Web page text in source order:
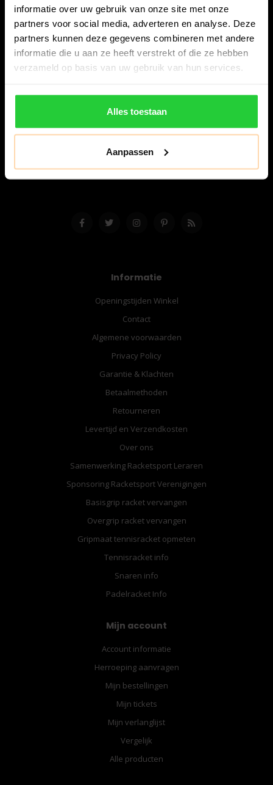
informatie over uw gebruik van onze site met onze
partners voor social media, adverteren en analyse. Deze
partners kunnen deze gegevens combineren met andere
informatie die u aan ze heeft verstrekt of die ze hebben
verzameld op basis van uw gebruik van hun services.
Alles toestaan
Aanpassen
Bespanracket.nl is dé racketspecialist van Lelystad en
omstreken.
8224 AA Lelystad
06-57276080
info@bespanracket.nl
Informatie
Openingstijden Winkel
Contact
Algemene voorwaarden
Privacy Policy
Garantie & Klachten
Betaalmethoden
Retourneren
Levertijd en Verzendkosten
Over ons
Samenwerking Racketsport Leraren
Sponsoring Racketsport Verenigingen
Basisgrip racket vervangen
Overgrip racket vervangen
Gripmaat tennisracket opmeten
Tennisracket info
Snaren info
Padelracket Info
Mijn account
Account informatie
Herroeping aanvragen
Mijn bestellingen
Mijn tickets
Mijn verlanglijst
Vergelijk
Alle producten